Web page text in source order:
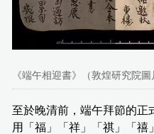
《端午相迎書》（敦煌研究院圖
至於晚清前，端午拜節的正
用「福」「祥」「祺」「